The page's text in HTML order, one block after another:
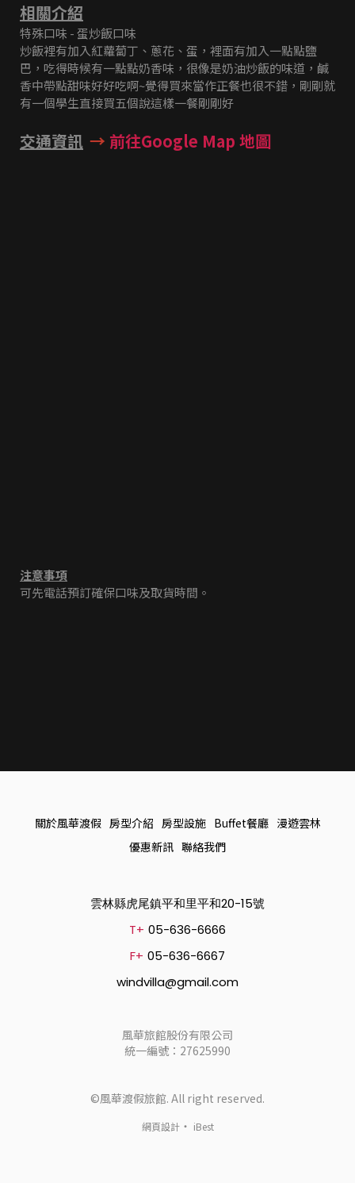
相關介紹
特殊口味 - 蛋炒飯口味
炒飯裡有加入紅蘿蔔丁、蔥花、蛋，裡面有加入一點點鹽
巴，吃得時候有一點點奶香味，很像是奶油炒飯的味道，鹹
香中帶點甜味好好吃啊~覺得買來當作正餐也很不錯，剛剛就
有一個學生直接買五個說這樣一餐剛剛好
交通資訊 → 前往Google Map 地圖
注意事項
可先電話預訂確保口味及取貨時間。
關於風華渡假 房型介紹 房型設施 Buffet餐廳 漫遊雲林
優惠新訊 聯絡我們
雲林縣虎尾鎮平和里平和20-15號
T+ 05-636-6666
F+ 05-636-6667
windvilla@gmail.com
風華旅館股份有限公司
統一編號：27625990
©風華渡假旅館. All right reserved.
網頁設計‧ iBest